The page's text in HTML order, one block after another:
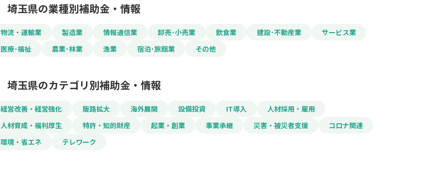
埼玉県の業種別補助金・情報
物流・運輸業 製造業 情報通信業 卸売･小売業 飲食業 建設･不動産業
サービス業
医療･福祉
農業･林業 漁業 宿泊･旅館業 その他
埼玉県のカテゴリ別補助金・情報
経営改善・経営強化 販路拡大 海外展開 設備投資 IT導入
人材採用・雇用
人材育成・福利厚生
特許・知的財産 起業・創業 事業承継 災害・被災者支援
コロナ関連
環境・省エネ
テレワーク